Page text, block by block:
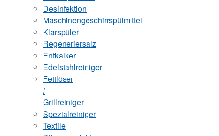
Desinfektion
Maschinengeschirrspülmittel
Klarspüler
Regeneriersalz
Entkalker
Edelstahlreiniger
Fettlöser
/
Grillreiniger
Spezialreiniger
Textile